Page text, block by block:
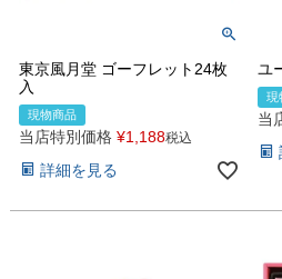
東京風月堂 ゴーフレット24枚
入
現物商品
当店特別価格 ¥1,188税込
詳細を見る
ユ
現
当